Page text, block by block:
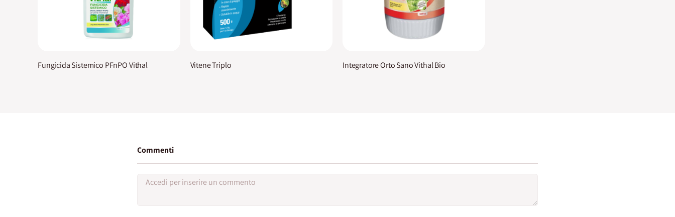
Fungicida Sistemico PFnPO Vithal Vitene Triplo Integratore Orto Sano Vithal Bio
Commenti